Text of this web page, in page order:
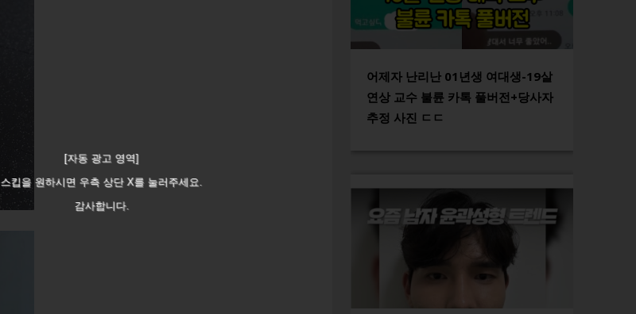
[자동 광고 영역]
스킵을 원하시면 우측 상단 X를 눌러주세요.
감사합니다.
어제자 난리난 01년생 여대생-19살
연상 교수 불륜 카톡 풀버전+당사자
추정 사진 ㄷㄷ